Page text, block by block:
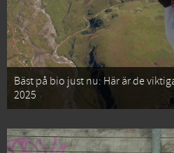
Bäst på bio just nu: Här är de
2025